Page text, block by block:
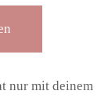
nur mit deinem